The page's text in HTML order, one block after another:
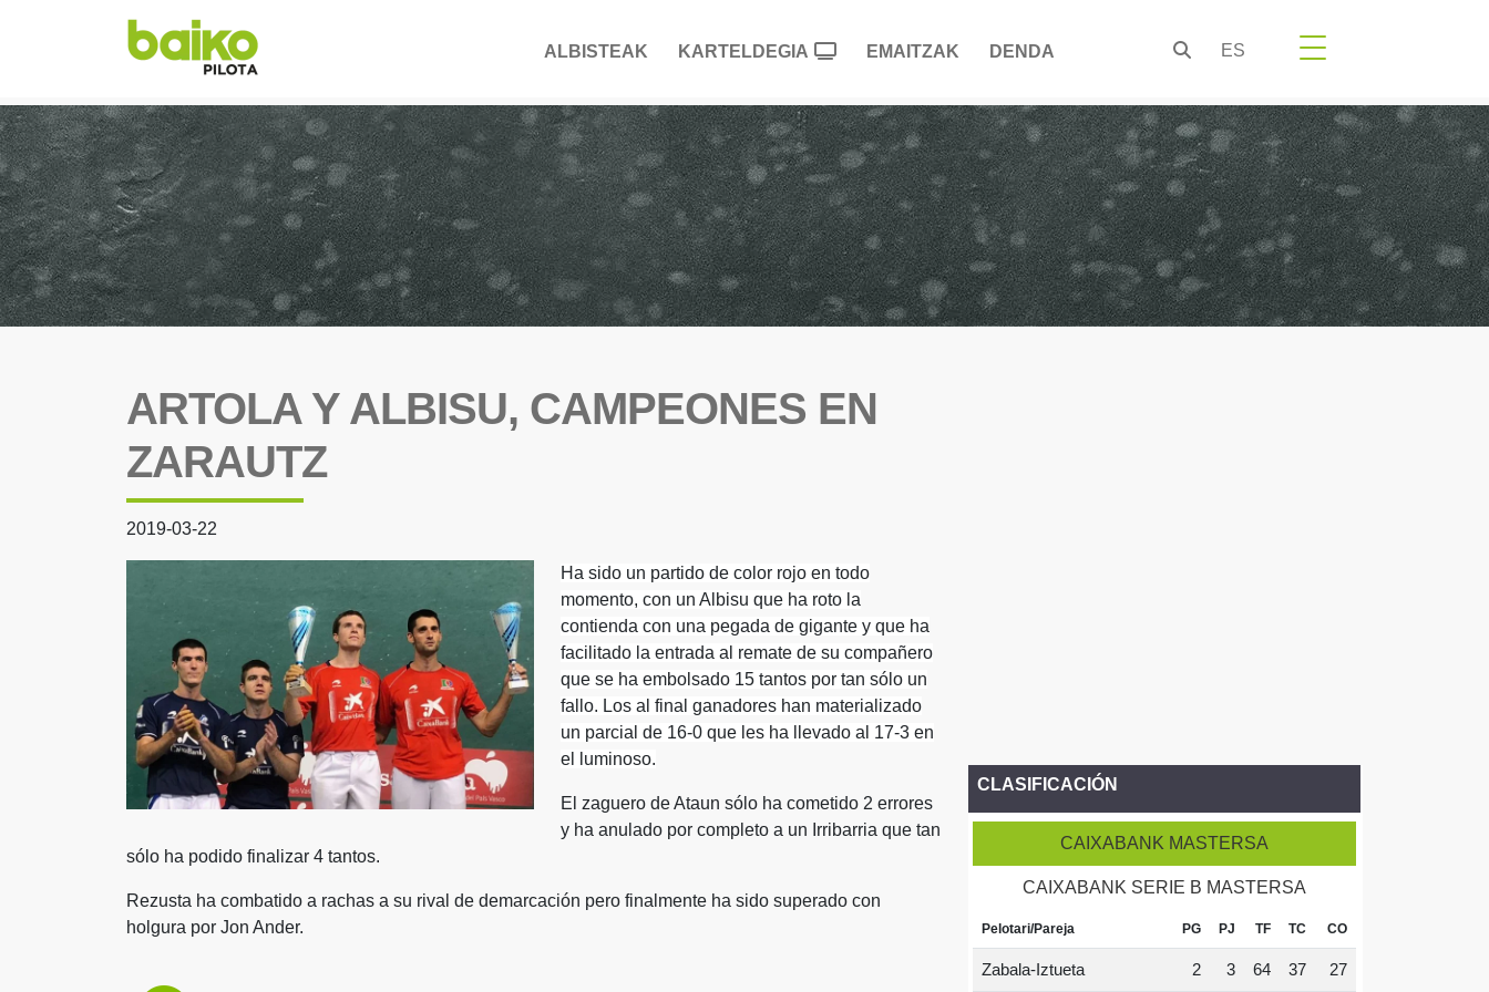
ALBISTEAK KARTELDEGIA EMAITZAK DENDA ES
ARTOLA Y ALBISU, CAMPEONES EN
ZARAUTZ
2019-03-22
Ha sido un partido de color rojo en todo
momento, con un Albisu que ha roto la
contienda con una pegada de gigante y que ha
facilitado la entrada al remate de su compañero
que se ha embolsado 15 tantos por tan sólo un
fallo. Los al final ganadores han materializado
un parcial de 16-0 que les ha llevado al 17-3 en
el luminoso.
El zaguero de Ataun sólo ha cometido 2 errores
y ha anulado por completo a un Irribarria que tan
sólo ha podido finalizar 4 tantos.
Rezusta ha combatido a rachas a su rival de demarcación pero finalmente ha sido superado con
holgura por Jon Ander.
CLASIFICACIÓN
CAIXABANK MASTERSA
CAIXABANK SERIE B MASTERSA
Pelotari/Pareja PG PJ TF TC CO
Zabala-Iztueta 2 3 64 37 27